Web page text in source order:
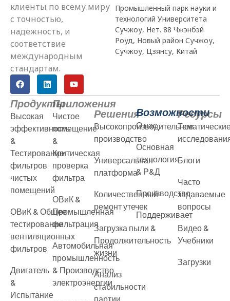
клиенты по всему миру
с точностью,
надежность, и
соответствие
международным
стандартам.
Промышленный парк науки и
технологий Университета
Сучжоу, Нет. 88 Чжэнбэй
Роуд, Новый район Сучжоу,
Сучжоу, Цзянсу, Китай
Продукты
Высокая
эффективность
&
Тестирование
фильтров
чистых
помещений
ОВиК & Общее
тестирование
вентиляционных
фильтров
Двигатель
&
Испытание
Приложения
Чистое
помещение
&
Критическая
проверка
фильтра
ОВиК &
Промышленная
фильтрация
Автомобильная
промышленность
& Производство
электроэнергии
Решения
Высокопроизводительное
производство
Универсальная
платформа
Количественный
ремонт утечек
Загрузка пыли &
Продолжительность
жизни
Анализ
стабильности
партии
Возможности
О нас
Основная
технология
& Р&Д
Производство
Поддерживает
Ресурсы
Блоги
Часто
задаваемые
вопросы
Видео &
Учебники
Загрузки